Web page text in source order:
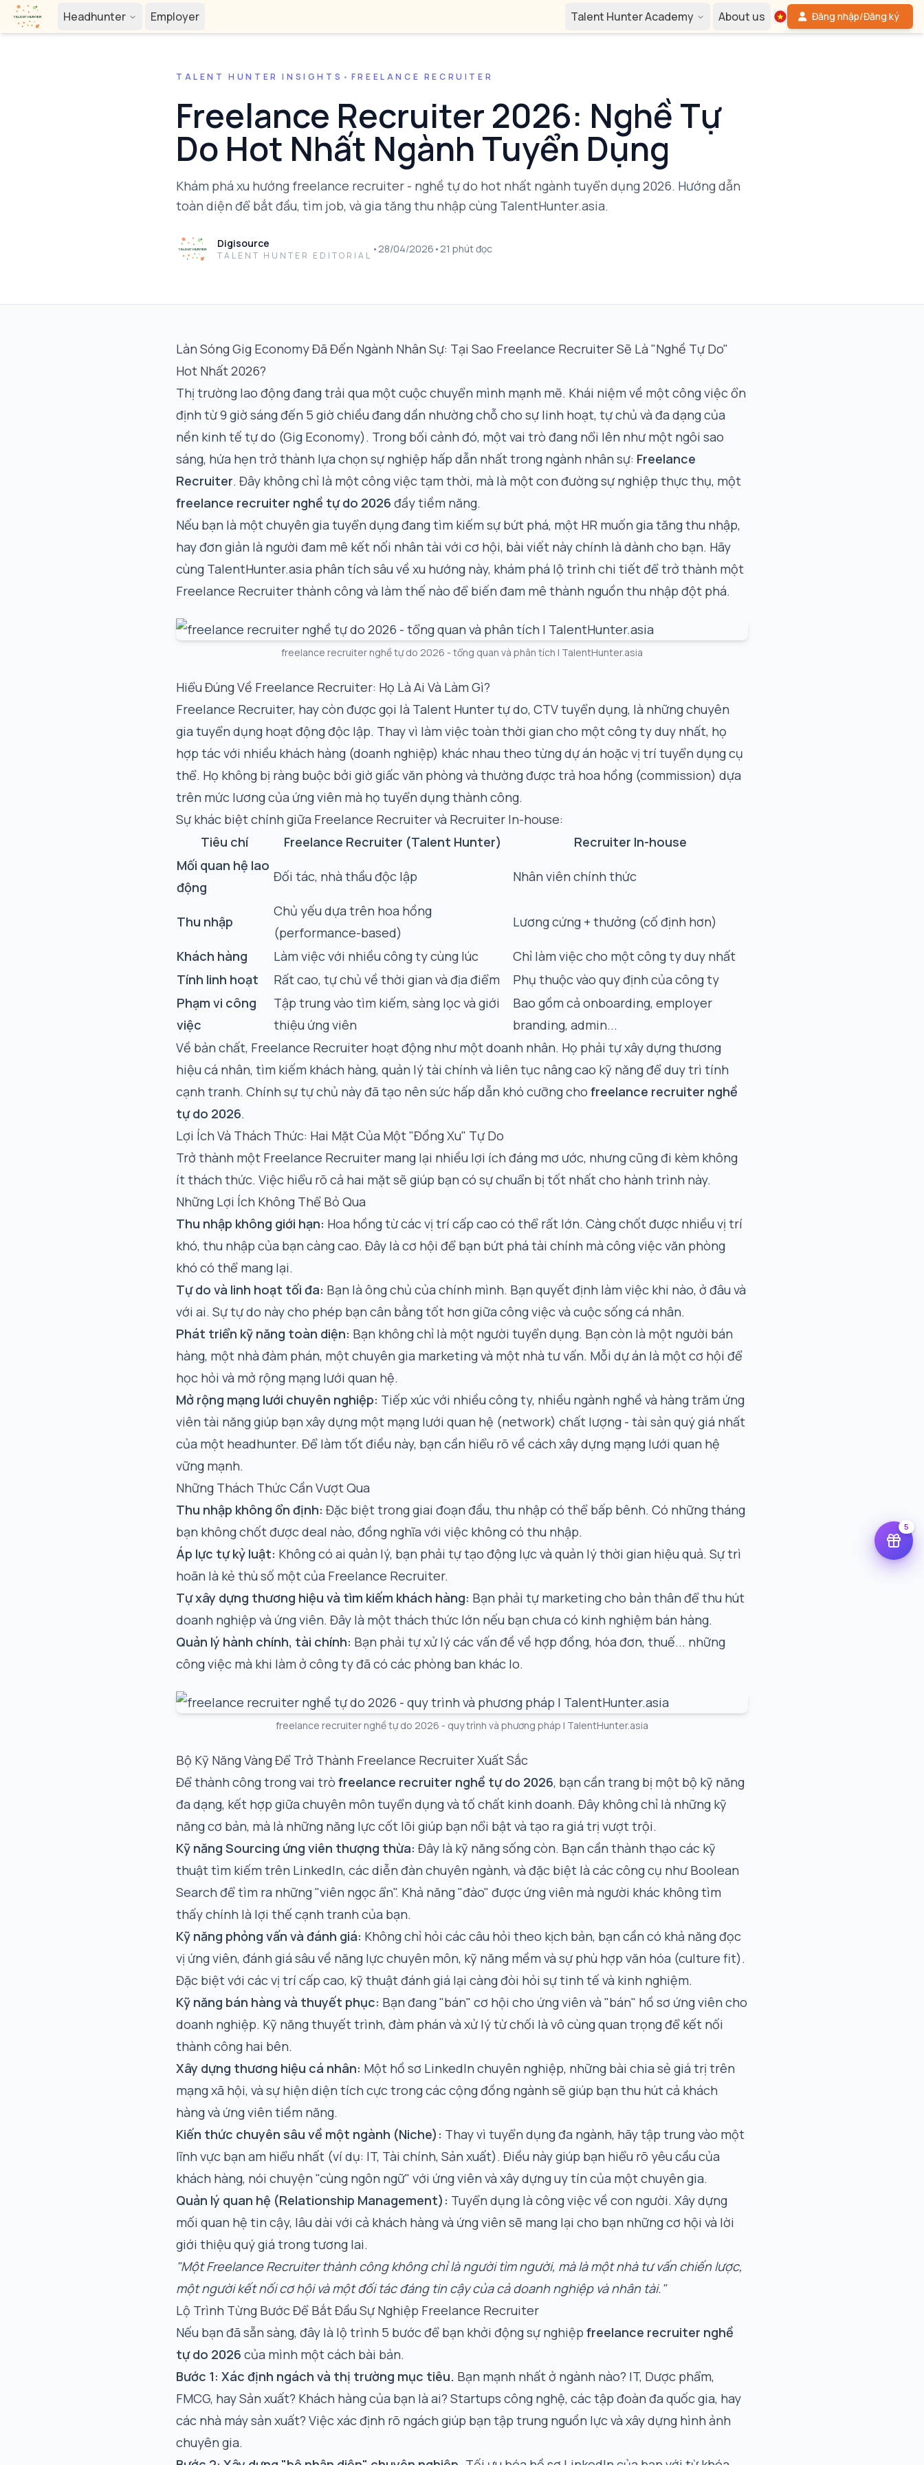
Headhunter Employer Talent Hunter Academy About us Đăng nhập/Đăng ký
TALENT HUNTER INSIGHTS • FREELANCE RECRUITER
Freelance Recruiter 2026: Nghề Tự
Do Hot Nhất Ngành Tuyển Dụng
Khám phá xu hướng freelance recruiter - nghề tự do hot nhất ngành tuyển dụng 2026. Hướng dẫn
toàn diện để bắt đầu, tìm job, và gia tăng thu nhập cùng TalentHunter.asia.
Digisource
TALENT HUNTER EDITORIAL
• 28/04/2026 • 21 phút đọc
Làn Sóng Gig Economy Đã Đến Ngành Nhân Sự: Tại Sao Freelance Recruiter Sẽ Là "Nghề Tự Do"
Hot Nhất 2026?
Thị trường lao động đang trải qua một cuộc chuyển mình mạnh mẽ. Khái niệm về một công việc ổn
định từ 9 giờ sáng đến 5 giờ chiều đang dần nhường chỗ cho sự linh hoạt, tự chủ và đa dạng của
nền kinh tế tự do (Gig Economy). Trong bối cảnh đó, một vai trò đang nổi lên như một ngôi sao
sáng, hứa hẹn trở thành lựa chọn sự nghiệp hấp dẫn nhất trong ngành nhân sự: Freelance
Recruiter. Đây không chỉ là một công việc tạm thời, mà là một con đường sự nghiệp thực thụ, một
freelance recruiter nghề tự do 2026 đầy tiềm năng.
Nếu bạn là một chuyên gia tuyển dụng đang tìm kiếm sự bứt phá, một HR muốn gia tăng thu nhập,
hay đơn giản là người đam mê kết nối nhân tài với cơ hội, bài viết này chính là dành cho bạn. Hãy
cùng TalentHunter.asia phân tích sâu về xu hướng này, khám phá lộ trình chi tiết để trở thành một
Freelance Recruiter thành công và làm thế nào để biến đam mê thành nguồn thu nhập đột phá.
freelance recruiter nghề tự do 2026 - tổng quan và phân tích | TalentHunter.asia
Hiểu Đúng Về Freelance Recruiter: Họ Là Ai Và Làm Gì?
Freelance Recruiter, hay còn được gọi là Talent Hunter tự do, CTV tuyển dụng, là những chuyên
gia tuyển dụng hoạt động độc lập. Thay vì làm việc toàn thời gian cho một công ty duy nhất, họ
hợp tác với nhiều khách hàng (doanh nghiệp) khác nhau theo từng dự án hoặc vị trí tuyển dụng cụ
thể. Họ không bị ràng buộc bởi giờ giấc văn phòng và thường được trả hoa hồng (commission) dựa
trên mức lương của ứng viên mà họ tuyển dụng thành công.
Sự khác biệt chính giữa Freelance Recruiter và Recruiter In-house:
Tiêu chí
Freelance Recruiter (Talent Hunter)
Recruiter In-house
Mối quan hệ lao
động
Đối tác, nhà thầu độc lập Nhân viên chính thức
Thu nhập
Chủ yếu dựa trên hoa hồng
(performance-based)
Lương cứng + thưởng (cố định hơn)
Khách hàng Làm việc với nhiều công ty cùng lúc
Chỉ làm việc cho một công ty duy nhất
Tính linh hoạt
Rất cao, tự chủ về thời gian và địa điểm
Phụ thuộc vào quy định của công ty
Phạm vi công
việc
Tập trung vào tìm kiếm, sàng lọc và giới
thiệu ứng viên
Bao gồm cả onboarding, employer
branding, admin...
Về bản chất, Freelance Recruiter hoạt động như một doanh nhân. Họ phải tự xây dựng thương
hiệu cá nhân, tìm kiếm khách hàng, quản lý tài chính và liên tục nâng cao kỹ năng để duy trì tính
cạnh tranh. Chính sự tự chủ này đã tạo nên sức hấp dẫn khó cưỡng cho freelance recruiter nghề
tự do 2026.
Lợi Ích Và Thách Thức: Hai Mặt Của Một "Đồng Xu" Tự Do
Trở thành một Freelance Recruiter mang lại nhiều lợi ích đáng mơ ước, nhưng cũng đi kèm không
ít thách thức. Việc hiểu rõ cả hai mặt sẽ giúp bạn có sự chuẩn bị tốt nhất cho hành trình này.
Những Lợi Ích Không Thể Bỏ Qua
Thu nhập không giới hạn: Hoa hồng từ các vị trí cấp cao có thể rất lớn. Càng chốt được nhiều vị trí
khó, thu nhập của bạn càng cao. Đây là cơ hội để bạn bứt phá tài chính mà công việc văn phòng
khó có thể mang lại.
Tự do và linh hoạt tối đa: Bạn là ông chủ của chính mình. Bạn quyết định làm việc khi nào, ở đâu và
với ai. Sự tự do này cho phép bạn cân bằng tốt hơn giữa công việc và cuộc sống cá nhân.
Phát triển kỹ năng toàn diện: Bạn không chỉ là một người tuyển dụng. Bạn còn là một người bán
hàng, một nhà đàm phán, một chuyên gia marketing và một nhà tư vấn. Mỗi dự án là một cơ hội để
học hỏi và mở rộng mạng lưới quan hệ.
Mở rộng mạng lưới chuyên nghiệp: Tiếp xúc với nhiều công ty, nhiều ngành nghề và hàng trăm ứng
viên tài năng giúp bạn xây dựng một mạng lưới quan hệ (network) chất lượng - tài sản quý giá nhất
của một headhunter. Để làm tốt điều này, bạn cần hiểu rõ về cách xây dựng mạng lưới quan hệ
vững mạnh.
Những Thách Thức Cần Vượt Qua
Thu nhập không ổn định: Đặc biệt trong giai đoạn đầu, thu nhập có thể bấp bênh. Có những tháng
bạn không chốt được deal nào, đồng nghĩa với việc không có thu nhập.
Áp lực tự kỷ luật: Không có ai quản lý, bạn phải tự tạo động lực và quản lý thời gian hiệu quả. Sự trì
hoãn là kẻ thù số một của Freelance Recruiter.
Tự xây dựng thương hiệu và tìm kiếm khách hàng: Bạn phải tự marketing cho bản thân để thu hút
doanh nghiệp và ứng viên. Đây là một thách thức lớn nếu bạn chưa có kinh nghiệm bán hàng.
Quản lý hành chính, tài chính: Bạn phải tự xử lý các vấn đề về hợp đồng, hóa đơn, thuế... những
công việc mà khi làm ở công ty đã có các phòng ban khác lo.
freelance recruiter nghề tự do 2026 - quy trình và phương pháp | TalentHunter.asia
Bộ Kỹ Năng Vàng Để Trở Thành Freelance Recruiter Xuất Sắc
Để thành công trong vai trò freelance recruiter nghề tự do 2026, bạn cần trang bị một bộ kỹ năng
đa dạng, kết hợp giữa chuyên môn tuyển dụng và tố chất kinh doanh. Đây không chỉ là những kỹ
năng cơ bản, mà là những năng lực cốt lõi giúp bạn nổi bật và tạo ra giá trị vượt trội.
Kỹ năng Sourcing ứng viên thượng thừa: Đây là kỹ năng sống còn. Bạn cần thành thạo các kỹ
thuật tìm kiếm trên LinkedIn, các diễn đàn chuyên ngành, và đặc biệt là các công cụ như Boolean
Search để tìm ra những "viên ngọc ẩn". Khả năng "đào" được ứng viên mà người khác không tìm
thấy chính là lợi thế cạnh tranh của bạn.
Kỹ năng phỏng vấn và đánh giá: Không chỉ hỏi các câu hỏi theo kịch bản, bạn cần có khả năng đọc
vị ứng viên, đánh giá sâu về năng lực chuyên môn, kỹ năng mềm và sự phù hợp văn hóa (culture fit).
Đặc biệt với các vị trí cấp cao, kỹ thuật đánh giá lại càng đòi hỏi sự tinh tế và kinh nghiệm.
Kỹ năng bán hàng và thuyết phục: Bạn đang "bán" cơ hội cho ứng viên và "bán" hồ sơ ứng viên cho
doanh nghiệp. Kỹ năng thuyết trình, đàm phán và xử lý từ chối là vô cùng quan trọng để kết nối
thành công hai bên.
Xây dựng thương hiệu cá nhân: Một hồ sơ LinkedIn chuyên nghiệp, những bài chia sẻ giá trị trên
mạng xã hội, và sự hiện diện tích cực trong các cộng đồng ngành sẽ giúp bạn thu hút cả khách
hàng và ứng viên tiềm năng.
Kiến thức chuyên sâu về một ngành (Niche): Thay vì tuyển dụng đa ngành, hãy tập trung vào một
lĩnh vực bạn am hiểu nhất (ví dụ: IT, Tài chính, Sản xuất). Điều này giúp bạn hiểu rõ yêu cầu của
khách hàng, nói chuyện "cùng ngôn ngữ" với ứng viên và xây dựng uy tín của một chuyên gia.
Quản lý quan hệ (Relationship Management): Tuyển dụng là công việc về con người. Xây dựng
mối quan hệ tin cậy, lâu dài với cả khách hàng và ứng viên sẽ mang lại cho bạn những cơ hội và lời
giới thiệu quý giá trong tương lai.
"Một Freelance Recruiter thành công không chỉ là người tìm người, mà là một nhà tư vấn chiến lược,
một người kết nối cơ hội và một đối tác đáng tin cậy của cả doanh nghiệp và nhân tài."
Lộ Trình Từng Bước Để Bắt Đầu Sự Nghiệp Freelance Recruiter
Nếu bạn đã sẵn sàng, đây là lộ trình 5 bước để bạn khởi động sự nghiệp freelance recruiter nghề
tự do 2026 của mình một cách bài bản.
Bước 1: Xác định ngách và thị trường mục tiêu. Bạn mạnh nhất ở ngành nào? IT, Dược phẩm,
FMCG, hay Sản xuất? Khách hàng của bạn là ai? Startups công nghệ, các tập đoàn đa quốc gia, hay
các nhà máy sản xuất? Việc xác định rõ ngách giúp bạn tập trung nguồn lực và xây dựng hình ảnh
chuyên gia.
5